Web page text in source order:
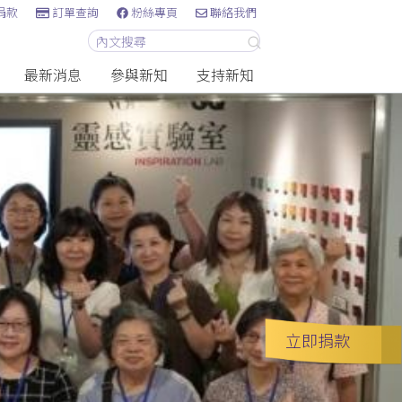
款 訂單查詢 粉絲專頁 聯絡我們
最新消息 參與新知 支持新知
立即捐款